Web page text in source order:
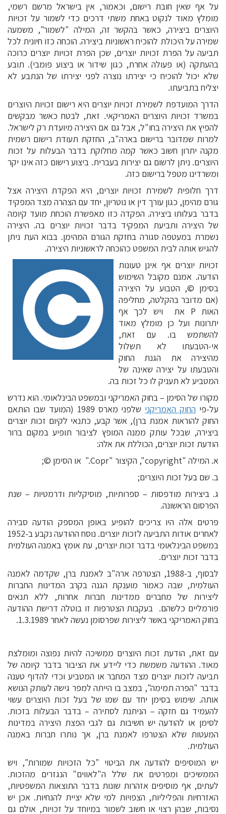
על אף שאין חובת רישום, וכאמור, אין בישראל מרשם רשמי,
מומלץ מאוד לנקוט באחת משתי דרכים כדי לשמור על זכויות
היוצרים ביצירה, כאשר בהקשר זה, המילה "לשמור", משמעה
שמירה על היכולת להוכיח ראשוניות ביצירה. הוכחה כזו חיונית לכל
תביעה על הפרת זכויות יוצרים, שכן הפרת זכויות יוצרים כרוכה
בהעתקה (או פעולה אחרת, כגון שידור או ביצוע פומבי). תובע
שלא יכול להוכיח כי יצירתו נוצרה לפני יצירתו של הנתבע לא
יצליח בתביעתו.
הדרך המועדפת לשמירת זכויות יוצרים היא רישום זכויות היוצרים
במשרד זכויות היוצרים האמריקאי. זאת, לבטח כאשר מבקשים
להפיץ את היצירה בחו"ל, אבל גם אם היצירה מיועדת רק לישראל.
למרות שמדובר ברישום בארה"ב, החזקת תעודת רישום רשמית
מקנה יתרון חשוב כאשר קמה מחלוקת בדבר הבעלות על זכות
היוצרים. ניתן לרשום גם יצירות בעברית. ביצוע רישום כזה אינו יקר
ומשרדינו מטפל ברישום כזה.
דרך חלופית לשמירת זכויות יוצרים, היא הפקדת היצירה אצל
גורם מהימן, כגון עורך דין או נוטריון, יחד עם הצהרה מצד המפקיד
בדבר בעלותו ביצירה. הפקדה כזו מאפשרת הוכחת מועד קיומה
של היצירה ותביעת המפקיד בדבר זכויות יוצרים בה. היצירה
נשמרת במעטפה סגורה בחזקת הגורם המהימן. בבוא העת ניתן
להגיש אותה לבית המשפט כהוכחה לראשוניות היצירה.
זכויות יוצרים אף אינן טעונות
הודעה. אמנם מקובל השימוש
בסימן ©, הטבוע על היצירה
(אם מדובר בהקלטה, מחליפה
האות P את ויש לכך אף
יתרונות ועל כן מומלץ מאוד
להשתמש בו. עם זאת,
אי-הטבעתו לא תשלול
מהיצירה את הגנת החוק
והטבעתו על יצירה שאינה של
המטביע לא תעניק לו כל זכות בה.
מקורו של הסימן – בחוק האמריקני ובמשפט הבינלאומי. הוא נדרש
על-פי החוק האמריקני
שלפני מארס 1989 (המועד שבו הותאם
החוק להוראות אמנת ברן), אשר קבע, כתנאי לקיום זכות יוצרים
ביצירה, שבכל עותק ממנה המופץ לציבור תופיע במקום ברור
הודעת זכות יוצרים, הכוללת את אלה:
א. המילה "copyright", הקיצור "Copr." או הסימן ©;
ב. שם בעל זכות היוצרים;
ג. ביצירות מודפסות – ספרותיות, מוסיקליות ודרמטיות – שנת
הפרסום הראשונה.
פרטים אלה היו צריכים להופיע באופן המספק הודעה סבירה
לאחרים אודות התביעה לזכות יוצרים. נוסח ההודעה נקבע ב-1952
במשפט הבינלאומי בדבר זכות יוצרים, עת אומץ באמנה העולמית
בדבר זכות יוצרים.
לבסוף, ב-1988, הצטרפה ארה"ב לאמנת ברן, שקדמה לאמנה
העולמית, שבה כאמור מוענקת הגנה בקרב המדינות החברות
ליצירות של מחברים ממדינות חברות אחרות, ללא תנאים
פורמליים כלשהם. בעקבות הצטרפות זו בוטלה דרישת ההודעה
בחוק האמריקני באשר ליצירות שפרסומן נעשה לאחר 1.3.1989.
עם זאת, הודעת זכות היוצרים ממשיכה להיות נפוצה ומומלצת
מאוד. ההודעה משמשת כדי ליידע את הציבור בדבר קיומה של
תביעה לזכות יוצרים מצד המחבר או המטביע וכדי להדוף טענה
בדבר "הפרה תמימה", במצב בו הייתה למפר גישה לעותק הנושא
אותה. שימוש בסימן יחד עם שמו של בעל זכות היוצרים עשוי
להעמיד גם חזקה – הניתנת לסתירה – בדבר הבעלות בזכות.
לסימן או להודעה יש חשיבות גם לגבי הפצת היצירה במדינות
המעטות שלא הצטרפו לאמנת ברן, אך נותרו חברות באמנה
העולמית.
יש המוסיפים להודעה את הביטוי "כל הזכויות שמורות", ויש
הממשיכים ומפרטים את שלל ה"לאווים" הנגזרים מהזכות.
לעתים, אף מוסיפים אזהרות שונות בדבר התוצאות המשפטיות,
האזרחיות והפליליות, הצפויות למי שלא יציית להנחיות. אכן יש
נסיבות, שבהן רצוי או חשוב לשמור במיוחד על זכויות, אולם גם